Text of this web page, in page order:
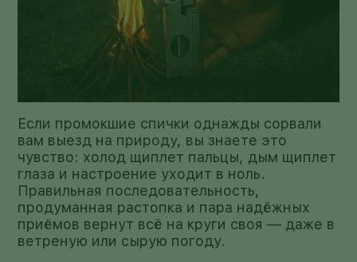
Если промокшие спички однажды сорвали
вам выезд на природу, вы знаете это
чувство: холод щиплет пальцы, дым щиплет
глаза и настроение уходит в ноль.
Правильная последовательность,
продуманная растопка и пара надёжных
приёмов вернут всё на круги своя — даже в
ветреную или сырую погоду.